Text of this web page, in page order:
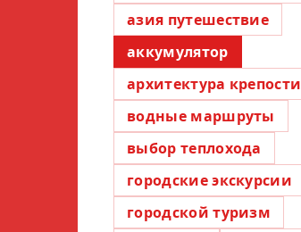
азия путешествие
аккумулятор
архитектура крепости
водные маршруты
выбор теплохода
городские экскурсии
городской туризм